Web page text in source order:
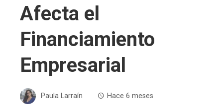
Afecta el
Financiamiento
Empresarial
Paula Larraín Hace 6 meses